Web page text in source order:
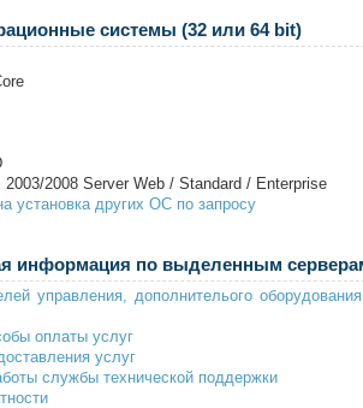
системы (32 или 64 bit)
2003/2008 Server Web / Standard / Enterprise
установка других ОС по запросу
информация по выделенным
управления, дополнителього
оплаты услуг
услуг
службы технической поддержки